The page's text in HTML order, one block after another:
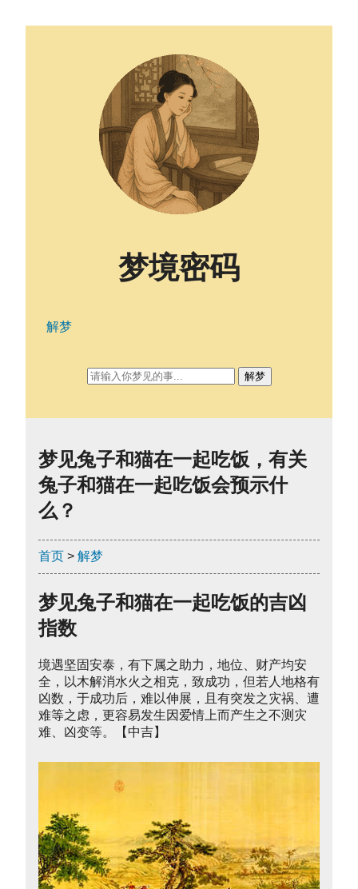
梦见兔子和猫在一起吃饭，有关
兔子和猫在一起吃饭会预示什
么？
首页 > 解梦
梦见兔子和猫在一起吃饭的吉凶
指数
境遇坚固安泰，有下属之助力，地位、财产均安
全，以木解消水火之相克，致成功，但若人地格有
凶数，于成功后，难以伸展，且有突发之灾祸、遭
难等之虑，更容易发生因爱情上而产生之不测灾
难、凶变等。【中吉】
梦境密码
解梦
解梦